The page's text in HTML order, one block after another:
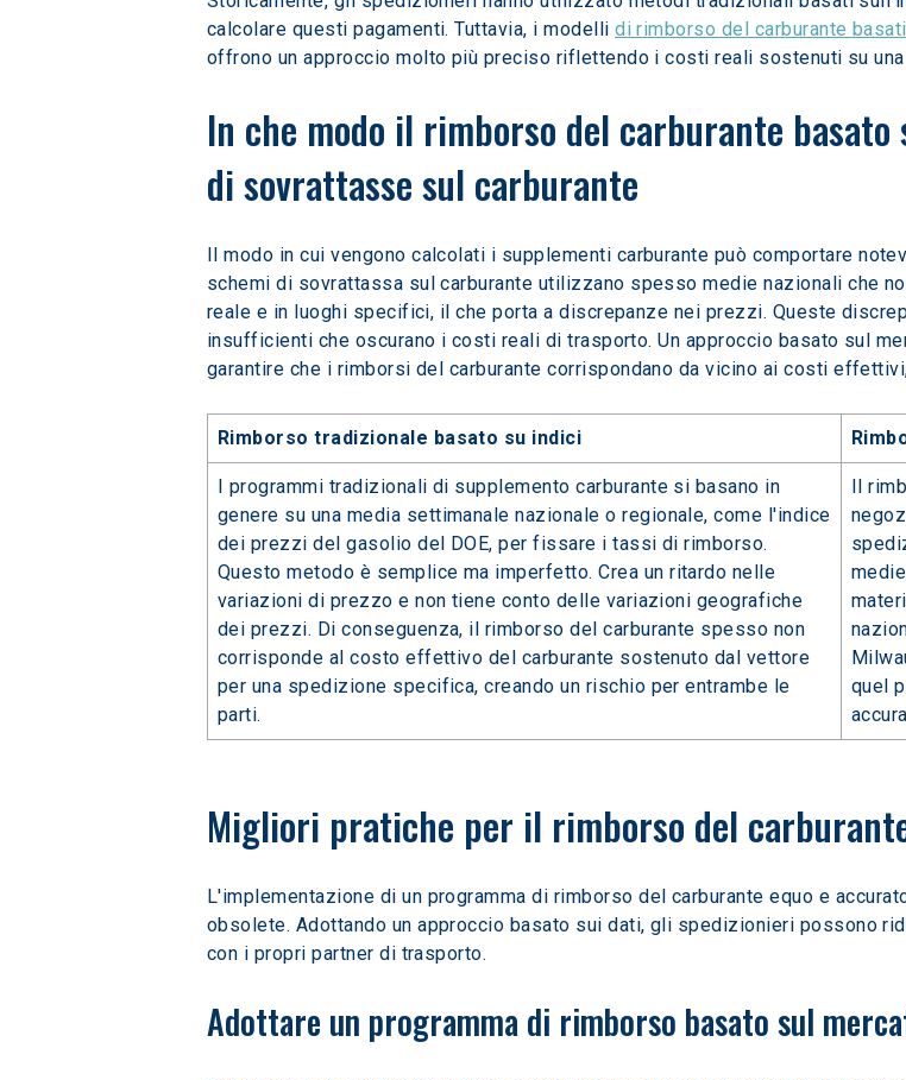
calcolare questi pagamenti. Tuttavia, i modelli di rimborso del carburante
offrono un approccio molto più preciso riflettendo i costi reali sostenuti su
In che modo il rimborso del carburante
di sovrattasse sul carburante
Il modo in cui vengono calcolati i supplementi carburante può comportare
schemi di sovrattassa sul carburante utilizzano spesso medie nazionali che
reale e in luoghi specifici, il che porta a discrepanze nei prezzi. Queste
insufficienti che oscurano i costi reali di trasporto. Un approccio basato sul
garantire che i rimborsi del carburante corrispondano da vicino ai costi
Rimborso tradizionale basato su indici
I programmi tradizionali di supplemento carburante si basano in
genere su una media settimanale nazionale o regionale, come l'indice
dei prezzi del gasolio del DOE, per fissare i tassi di rimborso.
Questo metodo è semplice ma imperfetto. Crea un ritardo nelle
variazioni di prezzo e non tiene conto delle variazioni geografiche
dei prezzi. Di conseguenza, il rimborso del carburante spesso non
corrisponde al costo effettivo del carburante sostenuto dal vettore
per una spedizione specifica, creando un rischio per entrambe le
parti.
Il
quel
Migliori pratiche per il rimborso del
L'implementazione di un programma di rimborso del carburante equo e
obsolete. Adottando un approccio basato sui dati, gli spedizionieri possono
con i propri partner di trasporto.
Adottare un programma di rimborso basato sul